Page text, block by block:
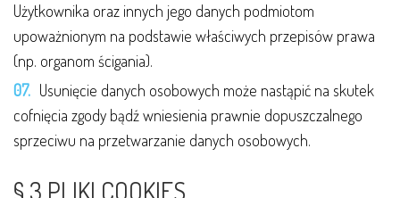
Użytkownika oraz innych jego danych podmiotom
upoważnionym na podstawie właściwych przepisów prawa
(np. organom ścigania).
Usunięcie danych osobowych może nastąpić na skutek
cofnięcia zgody bądź wniesienia prawnie dopuszczalnego
sprzeciwu na przetwarzanie danych osobowych.
§ 3 PLIKI COOKIES